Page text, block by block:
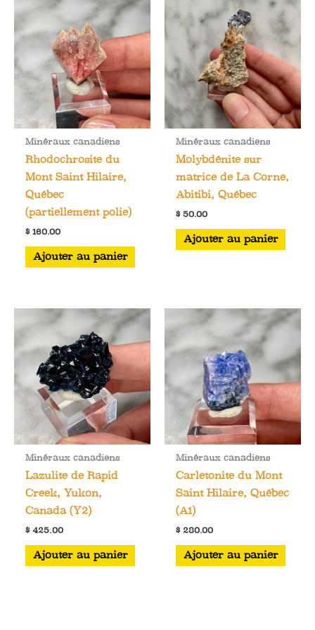
Minéraux canadiens
Rhodochrosite du
Mont Saint Hilaire,
Québec
(partiellement polie)
$ 160.00
Ajouter au panier
Minéraux canadiens
Molybdénite sur
matrice de La Corne,
Abitibi, Québec
$ 50.00
Ajouter au panier
Minéraux canadiens
Lazulite de Rapid
Creek, Yukon,
Canada (Y2)
$ 425.00
Ajouter au panier
Minéraux canadiens
Carletonite du Mont
Saint Hilaire, Québec
(A1)
$ 280.00
Ajouter au panier